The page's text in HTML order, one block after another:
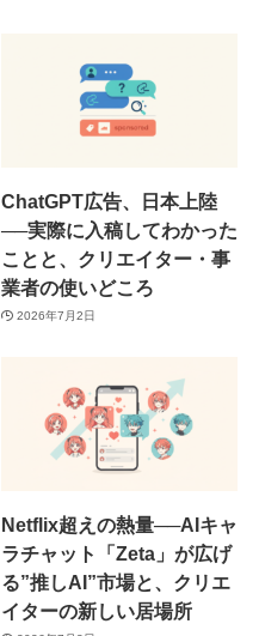
ChatGPT広告、日本上陸
──実際に入稿してわかった
ことと、クリエイター・事
業者の使いどころ
2026年7月2日
Netflix超えの熱量──AIキャ
ラチャット「Zeta」が広げ
る”推しAI”市場と、クリエ
イターの新しい居場所